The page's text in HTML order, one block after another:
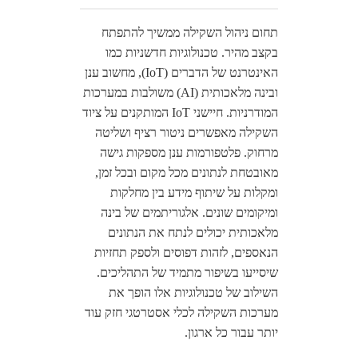
תחום ניהול השקילה ממשיך להתפתח
בקצב מהיר. טכנולוגיות חדשניות כמו
האינטרנט של הדברים (IoT), מחשוב ענן
ובינה מלאכותית (AI) משולבות במערכות
המודרניות. חיישני IoT המותקנים על ציוד
השקילה מאפשרים ניטור רציף ושליטה
מרחוק. פלטפורמות ענן מספקות גישה
מאובטחת לנתונים מכל מקום ובכל זמן,
ומקלות על שיתוף מידע בין מחלקות
ומיקומים שונים. אלגוריתמים של בינה
מלאכותית יכולים לנתח את הנתונים
הנאספים, לזהות דפוסים ולספק תחזיות
שיסייעו בשיפור מתמיד של התהליכים.
השילוב של טכנולוגיות אלו הופך את
מערכות השקילה לכלי אסטרטגי חזק עוד
יותר עבור כל ארגון.